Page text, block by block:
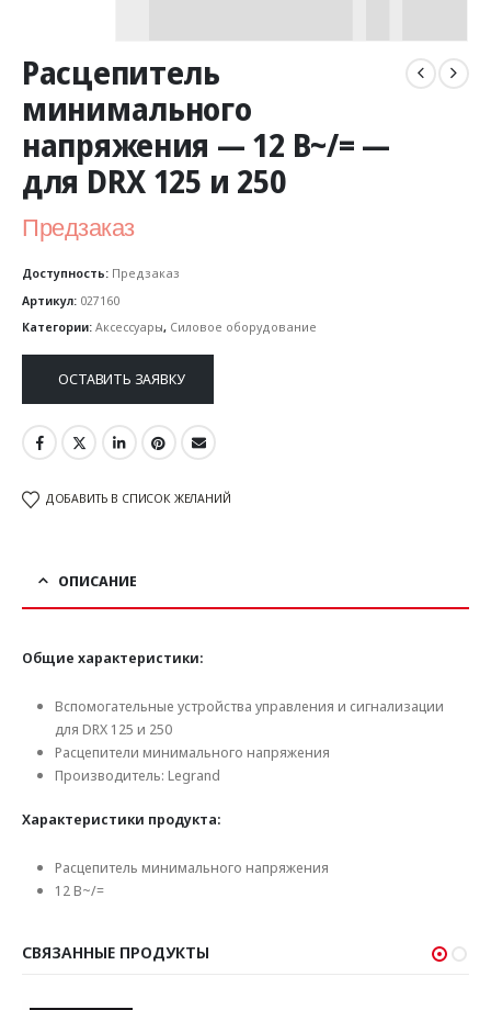
Расцепитель
минимального
напряжения — 12 В~/= —
для DRX 125 и 250
Предзаказ
Доступность: Предзаказ
Артикул: 027160
Категории: Аксессуары, Силовое оборудование
ОСТАВИТЬ ЗАЯВКУ
ДОБАВИТЬ В СПИСОК ЖЕЛАНИЙ
ОПИСАНИЕ
Общие характеристики:
Вспомогательные устройства управления и сигнализации
для DRX 125 и 250
Расцепители минимального напряжения
Производитель: Legrand
Характеристики продукта:
Расцепитель минимального напряжения
12 В~/=
СВЯЗАННЫЕ ПРОДУКТЫ